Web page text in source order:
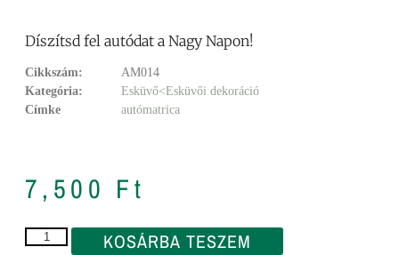
Díszítsd fel autódat a Nagy Napon!
Cikkszám:
AM014
Kategória:
Esküvő<Esküvői dekoráció
Címke
autómatrica
7,500 Ft
KOSÁRBA TESZEM